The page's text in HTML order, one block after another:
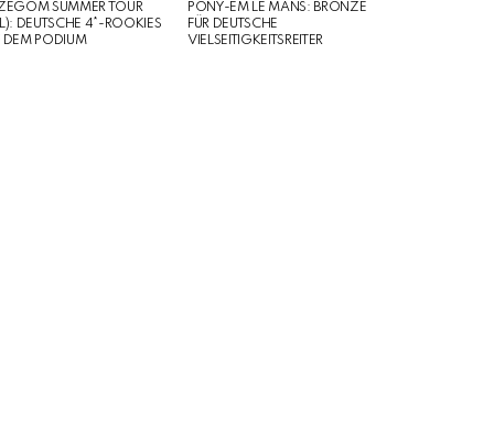
SUMMER TOUR
DEUTSCHE 4*-ROOKIES
DEM PODIUM
PONY-EM LE MANS: BRONZE
FÜR DEUTSCHE
VIELSEITIGKEITSREITER